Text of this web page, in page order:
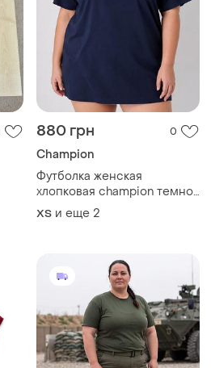
880 грн 0
Champion
Футболка женская
хлопковая champion темно-
синяя xs 3xl (12345868-51)
ХS и еще 2